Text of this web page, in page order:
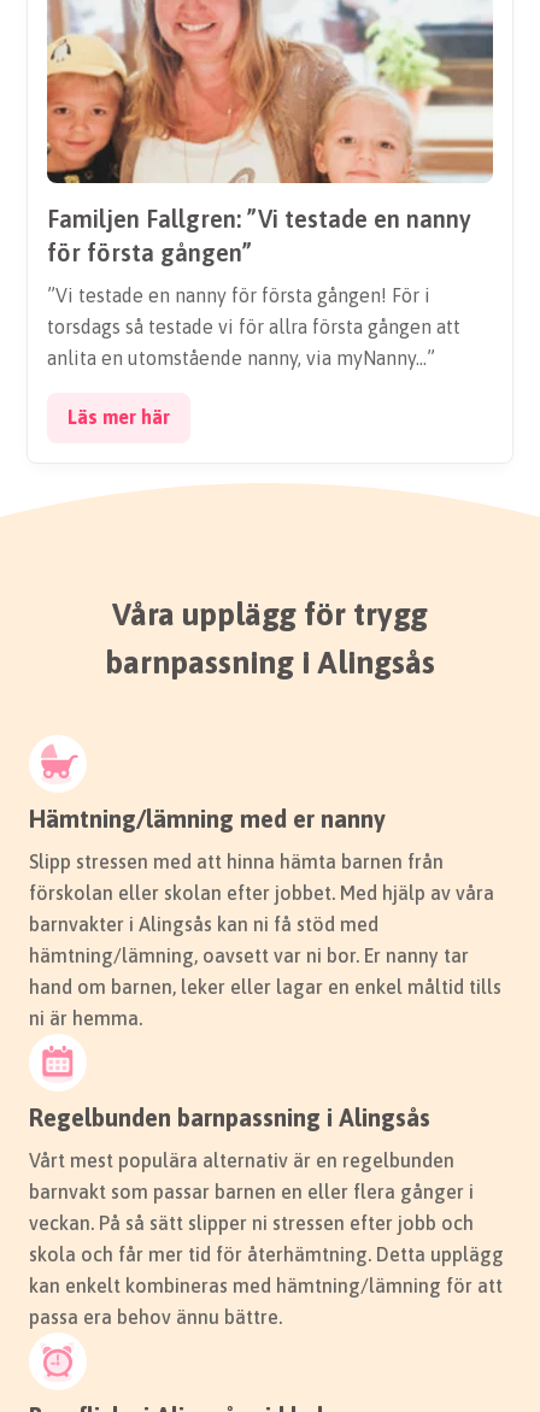
Familjen Fallgren: ”Vi testade en nanny
för första gången”
”Vi testade en nanny för första gången! För i
torsdags så testade vi för allra första gången att
anlita en utomstående nanny, via myNanny…”
Läs mer här
Våra upplägg för trygg
barnpassning i Alingsås
Hämtning/lämning med er nanny
Slipp stressen med att hinna hämta barnen från
förskolan eller skolan efter jobbet. Med hjälp av våra
barnvakter i Alingsås kan ni få stöd med
hämtning/lämning, oavsett var ni bor. Er nanny tar
hand om barnen, leker eller lagar en enkel måltid tills
ni är hemma.
Regelbunden barnpassning i Alingsås
Vårt mest populära alternativ är en regelbunden
barnvakt som passar barnen en eller flera gånger i
veckan. På så sätt slipper ni stressen efter jobb och
skola och får mer tid för återhämtning. Detta upplägg
kan enkelt kombineras med hämtning/lämning för att
passa era behov ännu bättre.